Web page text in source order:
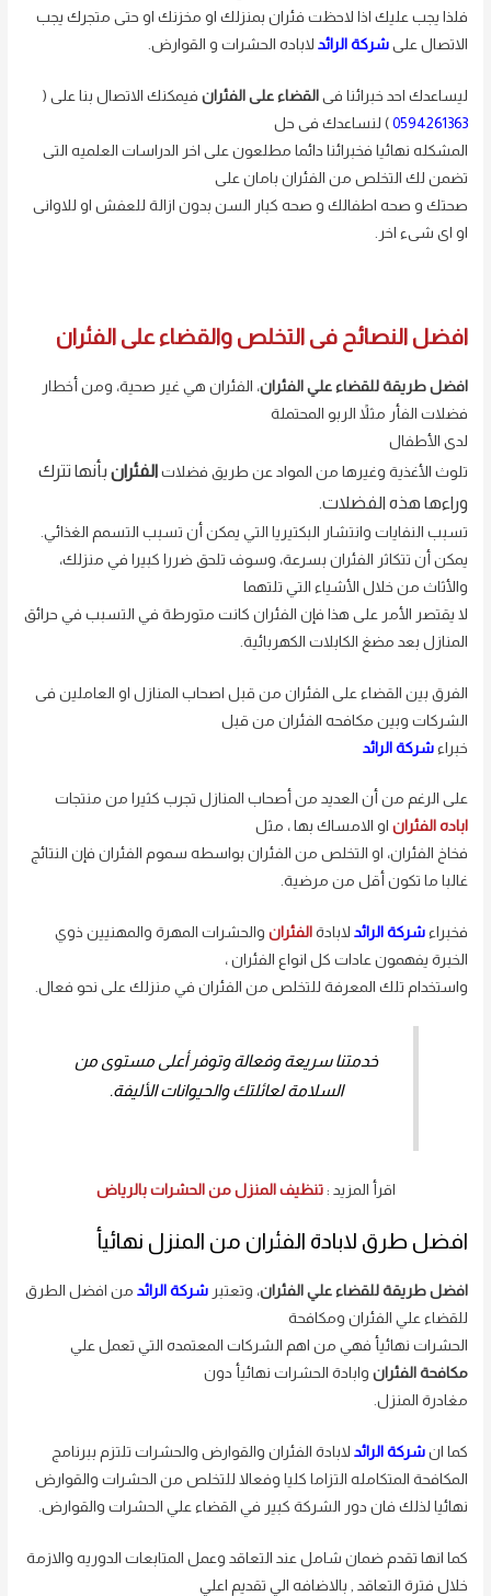
فلذا يجب عليك اذا لاحظت فئران بمنزلك او مخزنك او حتى متجرك يجب
الاتصال علىشركة الرائد لاباده الحشرات و القوارض.
ليساعدك احد خبرائنا فى القضاء على الفئران فيمكنك الاتصال بنا على (
0594261363 ) لنساعدك فى حل
المشكله نهائيا فخبرائنا دائما مطلعون على اخر الدراسات العلميه التى
تضمن لك التخلص من الفئران بامان على
صحتك و صحه اطفالك و صحه كبار السن بدون ازالة للعفش او للاوانى
او اى شىء اخر.
افضل النصائح فى التخلص والقضاء على الفئران
افضل طريقة للقضاء علي الفئران، الفئران هي غير صحية، ومن أخطار
فضلات الفأر مثلاً الربو المحتملة
لدى الأطفال
تلوث الأغذية وغيرها من المواد عن طريق فضلات الفئران بأنها تترك
وراءها هذه الفضلات.
تسبب النفايات وانتشار البكتيريا التي يمكن أن تسبب التسمم الغذائي.
يمكن أن تتكاثر الفئران بسرعة، وسوف تلحق ضررا كبيرا في منزلك،
والأثاث من خلال الأشياء التي تلتهما
لا يقتصر الأمر على هذا فإن الفئران كانت متورطة في التسبب في حرائق
المنازل بعد مضغ الكابلات الكهربائية.
الفرق بين القضاء على الفئران من قبل اصحاب المنازل او العاملين فى
الشركات وبين مكافحه الفئران من قبل
خبراءشركة الرائد
على الرغم من أن العديد من أصحاب المنازل تجرب كثيرا من منتجات
اباده الفئران او الامساك بها ، مثل
فخاخ الفئران، او التخلص من الفئران بواسطه سموم الفئران فإن النتائج
غالبا ما تكون أقل من مرضية.
فخبراءشركة الرائد لابادة الفئران والحشرات المهرة والمهنيين ذوي
الخبرة يفهمون عادات كل انواع الفئران ،
واستخدام تلك المعرفة للتخلص من الفئران في منزلك على نحو فعال.
خدمتنا سريعة وفعالة وتوفر أعلى مستوى من
السلامة لعائلتك والحيوانات الأليفة.
اقرأ المزيد :تنظيف المنزل من الحشرات بالرياض
افضل طرق لابادة الفئران من المنزل نهائيأ
افضل طريقة للقضاء علي الفئران، وتعتبرشركة الرائد من افضل الطرق
للقضاء علي الفئران ومكافحة
الحشرات نهائيأ فهي من اهم الشركات المعتمده التي تعمل علي
مكافحة الفئران وابادة الحشرات نهائيأ دون
مغادرة المنزل.
كما انشركة الرائد لابادة الفئران والقوارض والحشرات تلتزم ببرنامج
المكافحة المتكامله التزاما كليا وفعالا للتخلص من الحشرات والقوارض
نهائيا لذلك فان دور الشركة كبير في القضاء علي الحشرات والقوارض.
كما انها تقدم ضمان شامل عند التعاقد وعمل المتابعات الدوريه والازمة
خلال فترة التعاقد , بالاضافه الي تقديم اعلي